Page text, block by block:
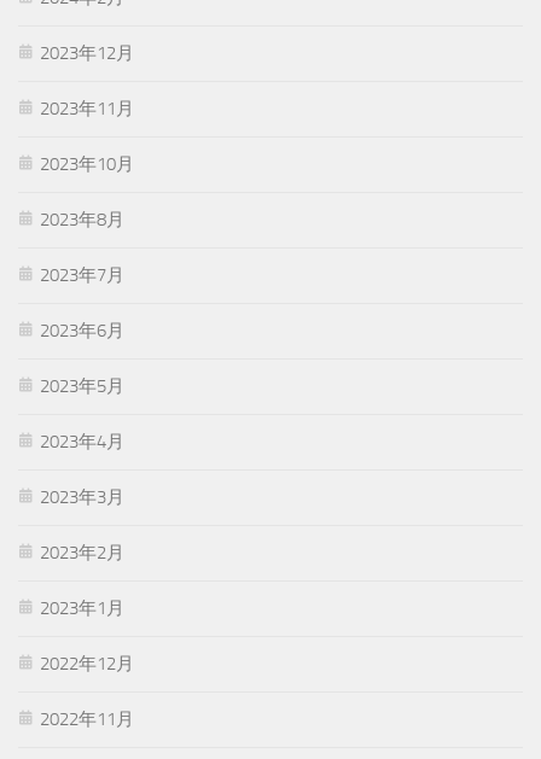
2023年12月
2023年11月
2023年10月
2023年8月
2023年7月
2023年6月
2023年5月
2023年4月
2023年3月
2023年2月
2023年1月
2022年12月
2022年11月